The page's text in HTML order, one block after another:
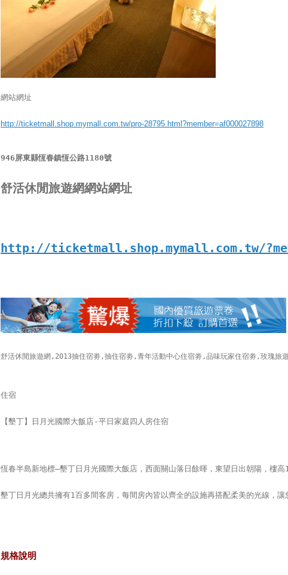
網站網址
http://ticketmall.shop.mymall.com.tw/pro-28795.html?member=af000027898
946屏東縣恆春鎮恆公路1180號
舒活休閒旅遊網網站網址
http://ticketmall.shop.mymall.com.tw/
舒活休閒旅遊網,2013抽住宿劵,抽住宿劵,青年活動中心住宿劵,品味玩家住宿劵,玫瑰
住宿
【墾丁】日月光國際大飯店-平日家庭四人房住宿
恆春半島新地標—墾丁日月光國際大飯店，西面關山落日餘暉，東望日出朝陽，樓
墾丁日月光總共擁有1百多間客房，每間房內皆以齊全的設施再搭配柔美的光線，
規格說明